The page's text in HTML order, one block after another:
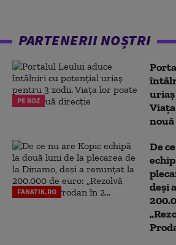
PARTENERII NOȘTRI
PE ROZ
FANATIK.RO
De
deși